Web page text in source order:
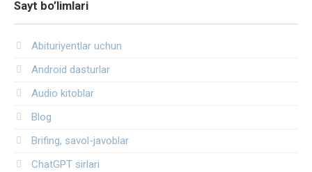
Sayt bo’limlari
Abituriyentlar uchun
Android dasturlar
Audio kitoblar
Blog
Brifing, savol-javoblar
ChatGPT sirlari